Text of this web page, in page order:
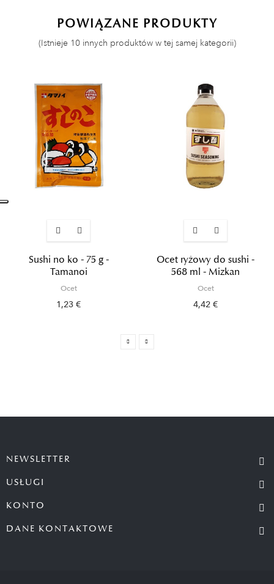
POWIĄZANE PRODUKTY
(Istnieje 10 innych produktów w tej samej kategorii)
Sushi no ko - 75 g -
Tamanoi
Ocet
1,23 €
Ocet ryżowy do sushi -
568 ml - Mizkan
Ocet
4,42 €
NEWSLETTER
USŁUGI
KONTO
DANE KONTAKTOWE